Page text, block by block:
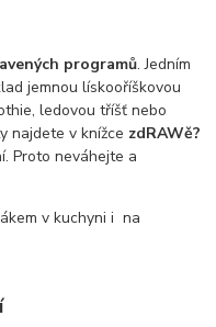
programů. Jedním
jemnou lískooříškovou
ledovou tříšť nebo
najdete v knížce zdRAWě?
Proto neváhejte a
v kuchyni i na